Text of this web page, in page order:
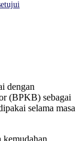
dengan
(BPKB) sebagai
selama masa